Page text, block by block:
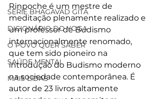
SÉRIE BHAGAVAD GITA
DICIONÁRIO DO YOGA
O POVO QUER SABER
SAÚDE MENTAL
MAIS LIDAS
Rinpoche é um mestre de
meditação plenamente realizado e
um professor de Budismo
internacionalmente renomado,
que tem sido pioneiro na
introdução do Budismo moderno
na sociedade contemporânea. É
autor de 23 livros altamente